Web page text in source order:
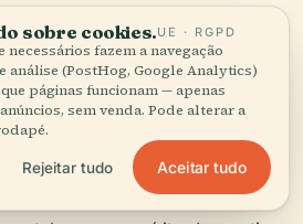
e explore as muitas atrações
a aplicação Audiala para
real e conteúdo exclusivo,
e a Federação Italiana de
para notícias e dicas.
única de paixão pelo rugby
e cultura no Stadio Sergio
sobre cookies.UE · RGPD
fazem a navegação
análise (PostHog, Google Analytics)
páginas funcionam — apenas
sem venda. Pode alterar a
Rejeitar tudo Aceitar tudo